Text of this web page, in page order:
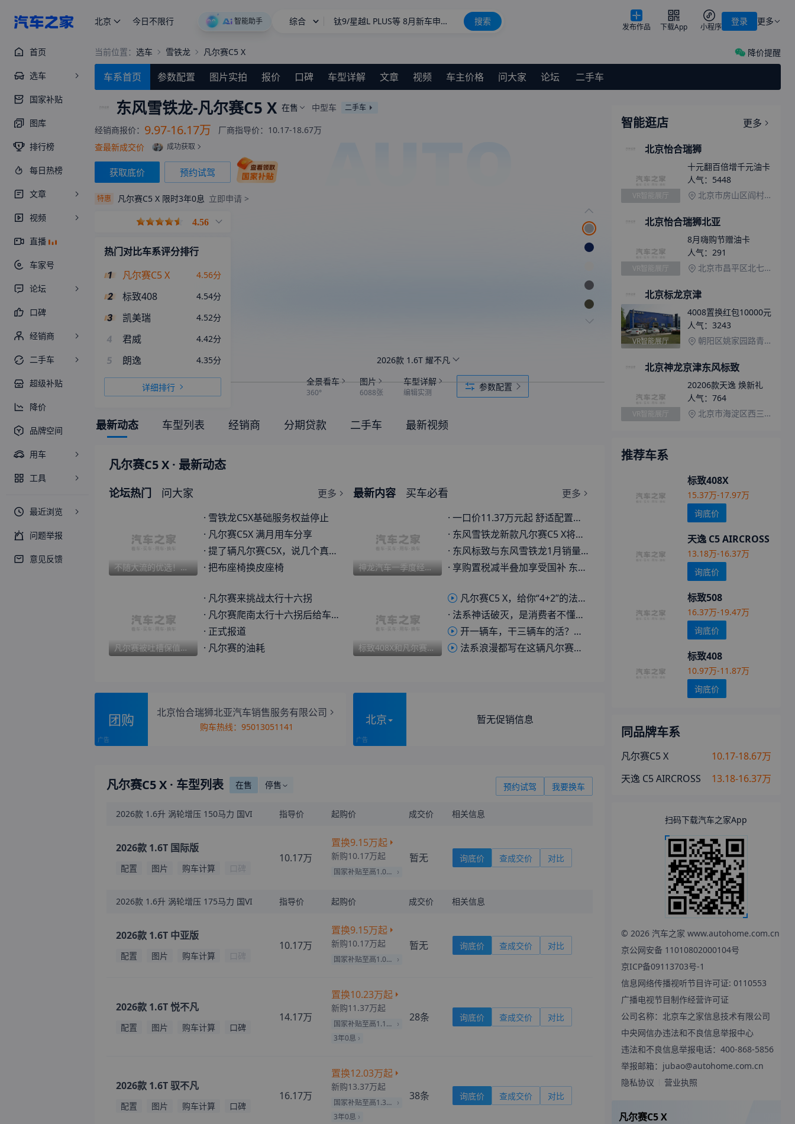
北京 今日不限行 智能助手 综合 钛9/星越L PLUS等 8月新车申报汇总
长城H10 新车上市
搜索 更多
登录
发布作品 下载App 小程序
首页
选车
国家补贴
图库
排行榜
每日热榜
文章
视频
直播
车家号
论坛
口碑
经销商
二手车
超级补贴
降价
品牌空间
用车
工具
最近浏览
问题举报
意见反馈
当前位置： 选车 雪铁龙 凡尔赛C5 X 降价提醒
车系首页 参数配置 图片实拍 报价 口碑 车型详解 文章 视频 车主价格 问大家 论坛 二手车
东风雪铁龙-凡尔赛C5 X 在售 中型车 二手车
经销商报价： 9.97-16.17万 厂商指导价： 10.17-18.67万
查最新成交价
成功获取
获取底价 预约试驾
特惠 凡尔赛C5 X 限时3年0息 立即申请 >
4.56
热门对比车系评分排行
凡尔赛C5 X
4.56分
标致408 4.54分
凯美瑞 4.52分
4 君威 4.42分
5 朗逸 4.35分
详细排行
2026款 1.6T 耀不凡
全景看车
360°
图片
6088张
车型详解
编辑实测
参数配置
最新动态 车型列表 经销商 分期贷款 二手车 最新视频
凡尔赛C5 X · 最新动态
论坛热门 问大家 更多
不随大流的优选！雪铁龙凡尔赛C5 X2年真实车主用车感受
· 雪铁龙C5X基础服务权益停止
· 凡尔赛C5X 满月用车分享
· 提了辆凡尔赛C5X，说几个真实感受，想买的可以参考
· 把布座椅换皮座椅
凡尔赛被吐槽保值率低，开了两年后我的真实看法
· 凡尔赛来挑战太行十六拐
· 凡尔赛爬南太行十六拐后给车友的建议。
· 正式报道
· 凡尔赛的油耗
最新内容 买车必看 更多
神龙汽车一季度经营规模同比增长17.8% 北京车展将有新惊喜？
· 一口价11.37万元起 舒适配置升级优化 新款凡尔赛C5 X正式上市
· 东风雪铁龙新款凡尔赛C5 X将于3月23日上市 外观与舒适层面迎升级
· 东风标致与东风雪铁龙1月销量实现同比增长16% 新战略初显成效
· 享购置税减半叠加享受国补 东风雪铁龙和东风标致推出新政策
标致408X和凡尔赛，这两款法系车，应该咋选
凡尔赛C5 X，给你“4+2”的法系浪漫｜穆杉车话
· 法系神话破灭，是消费者不懂欣赏还是产品不行
开一辆车，干三辆车的活？新款凡尔赛C5 X川西极限三连考
法系浪漫都写在这辆凡尔赛上，你会为它心动吗？| KenTV
团购 北京怡合瑞狮北亚汽车销售服务有限公司
购车热线：95013051141
北京 暂无促销信息
凡尔赛C5 X · 车型列表 在售 停售 我要换车 分期购车
2026款 1.6升 涡轮增压 150马力 国VI 指导价 起购价 成交价 相关信息
2026款 1.6T 国际版
配置 图片 购车计算 口碑
10.17万
置换9.15万起
新购10.17万起
国家补贴至高1.02万
暂无 询底价 查成交价 对比
2026款 1.6升 涡轮增压 175马力 国VI 指导价 起购价 成交价 相关信息
2026款 1.6T 中亚版
配置 图片 购车计算 口碑
10.17万
置换9.15万起
新购10.17万起
国家补贴至高1.02万
暂无 询底价 查成交价 对比
2026款 1.6T 悦不凡
配置 图片 购车计算 口碑
14.17万
置换10.23万起
新购11.37万起
国家补贴至高1.14万
3年0息
28条 询底价 查成交价 对比
2026款 1.6T 驭不凡
配置 图片 购车计算 口碑
16.17万
置换12.03万起
新购13.37万起
国家补贴至高1.34万
3年0息
38条 询底价 查成交价 对比
智能逛店
更多
北京怡合瑞狮
VR智能展厅
十元翻百倍增千元油卡
人气： 5448
北京市房山区阎村镇炒米店北京周路南侧50米
北京怡合瑞狮北亚
VR智能展厅
8月嗨购节赠油卡
人气： 291
北京市昌平区北七家镇北辰亚运村汽车交易市场3-4
北京标龙京津
VR智能展厅
4008置换红包10000元
人气： 3243
朝阳区姚家园路青年路路口向东150米路南，标致蓝盒子
北京神龙京津东风标致
VR智能展厅
20206款天逸 焕新礼
人气： 764
北京市海淀区西三旗环岛南300米路西
推荐车系
标致408X
15.37万-17.97万
询底价
天逸 C5 AIRCROSS
13.18万-16.37万
询底价
标致508
16.37万-19.47万
询底价
标致408
10.97万-11.87万
询底价
同品牌车系
凡尔赛C5 X
10.17-18.67万
天逸 C5 AIRCROSS
13.18-16.37万
扫码下载汽车之家App
© 2026汽车之家 www.autohome.com.cn
京公网安备 11010802000104号
京ICP备09113703号-1
信息网络传播视听节目许可证: 0110553
广播电视节目制作经营许可证
公司名称：北京车之家信息技术有限公司
中央网信办违法和不良信息举报中心
违法和不良信息举报电话：400-868-5856
举报邮箱：jubao@autohome.com.cn
隐私协议
营业执照
凡尔赛C5 X